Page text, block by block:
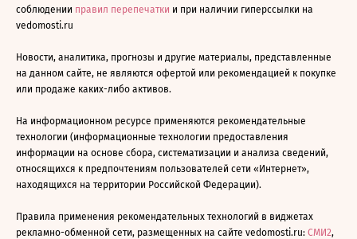
соблюдении правил перепечатки и при наличии гиперссылки на
vedomosti.ru
Новости, аналитика, прогнозы и другие материалы, представленные
на данном сайте, не являются офертой или рекомендацией к покупке
или продаже каких-либо активов.
На информационном ресурсе применяются рекомендательные
технологии (информационные технологии предоставления
информации на основе сбора, систематизации и анализа сведений,
относящихся к предпочтениям пользователей сети «Интернет»,
находящихся на территории Российской Федерации).
Правила применения рекомендательных технологий в виджетах
рекламно-обменной сети, размещенных на сайте vedomosti.ru: СМИ2,